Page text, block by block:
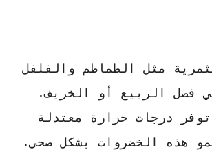
مثل
الطماطم والفلفل
فصل
الربيع أو الخريف.
درجات حرارة معتدلة
هذه الخضروات بشكل صحي.